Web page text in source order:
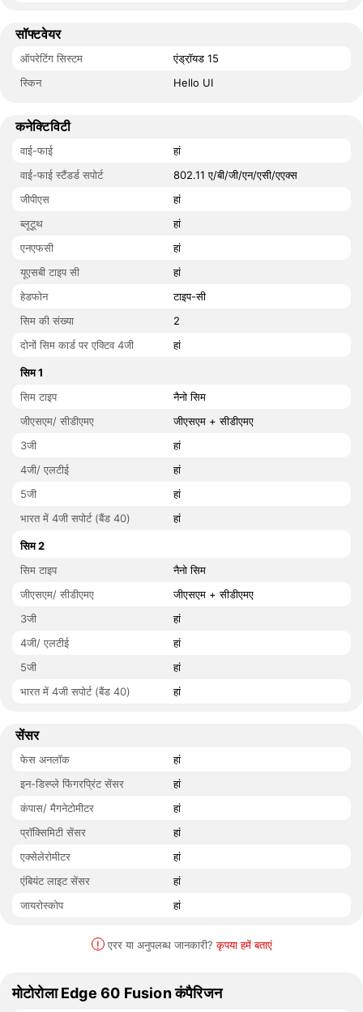
सॉफ्टवेयर
ऑपरेटिंग सिस्टम
एंड्रॉ़यड 15
स्किन
Hello UI
कनेक्टिविटी
वाई-फाई
हां
वाई-फाई स्टैंडर्ड सपोर्ट
802.11 ए/बी/जी/एन/एसी/एएक्स
जीपीएस
हां
ब्लूटूथ
हां
एनएफसी
हां
यूएसबी टाइप सी
हां
हेडफोन
टाइप-सी
सिम की संख्या
2
दोनों सिम कार्ड पर एक्टिव 4जी
हां
सिम 1
सिम टाइप
नैनो सिम
जीएसएम/ सीडीएमए
जीएसएम + सीडीएमए
3जी
हां
4जी/ एलटीई
हां
5जी
हां
भारत में 4जी सपोर्ट (बैंड 40)
हां
सिम 2
सिम टाइप
नैनो सिम
जीएसएम/ सीडीएमए
जीएसएम + सीडीएमए
3जी
हां
4जी/ एलटीई
हां
5जी
हां
भारत में 4जी सपोर्ट (बैंड 40)
हां
सेंसर
फेस अनलॉक
हां
इन-डिस्प्ले फिंगरप्रिंट सेंसर
हां
कंपास/ मैगनेटोमीटर
हां
प्रॉक्सिमिटी सेंसर
हां
एक्सेलेरोमीटर
हां
एंबियंट लाइट सेंसर
हां
जायरोस्कोप
हां
! एरर या अनुपलब्ध जानकारी?कृपया हमें बताएं
मोटोरोला Edge 60 Fusion कंपैरिजन